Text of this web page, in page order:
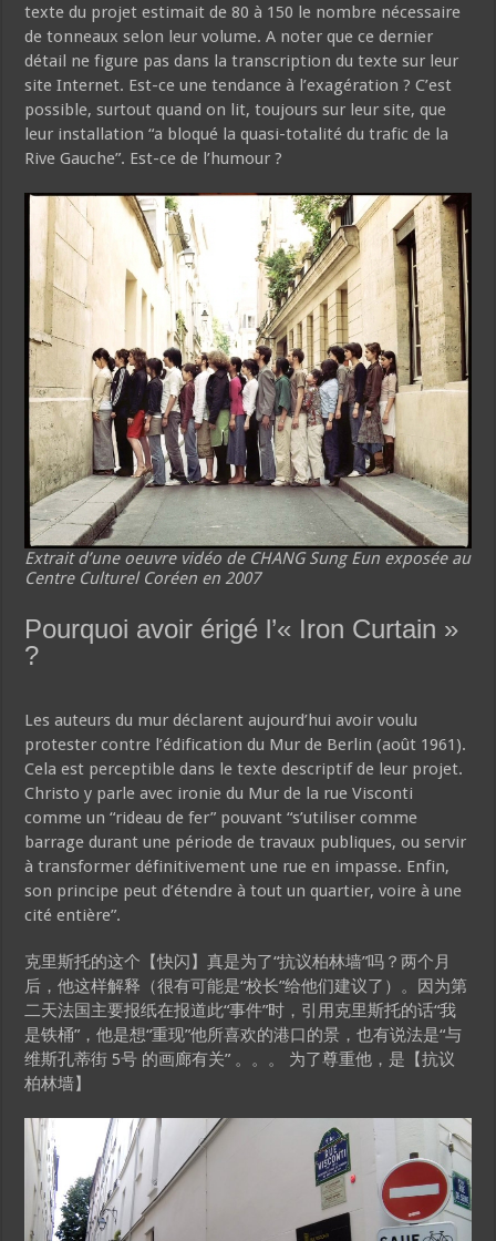
texte du projet estimait de 80 à 150 le nombre nécessaire
de tonneaux selon leur volume. A noter que ce dernier
détail ne figure pas dans la transcription du texte sur leur
site Internet. Est-ce une tendance à l’exagération ? C’est
possible, surtout quand on lit, toujours sur leur site, que
leur installation “a bloqué la quasi-totalité du trafic de la
Rive Gauche”. Est-ce de l’humour ?
Extrait d’une oeuvre vidéo de CHANG Sung Eun exposée au
Centre Culturel Coréen en 2007
Pourquoi avoir érigé l’« Iron Curtain »
?
Les auteurs du mur déclarent aujourd’hui avoir voulu
protester contre l’édification du Mur de Berlin (août 1961).
Cela est perceptible dans le texte descriptif de leur projet.
Christo y parle avec ironie du Mur de la rue Visconti
comme un “rideau de fer” pouvant “s’utiliser comme
barrage durant une période de travaux publiques, ou servir
à transformer définitivement une rue en impasse. Enfin,
son principe peut d’étendre à tout un quartier, voire à une
cité entière”.
克里斯托的这个【快闪】真是为了“抗议柏林墙”吗？两个月
后，他这样解释（很有可能是“校长”给他们建议了）。因为第
二天法国主要报纸在报道此“事件”时，引用克里斯托的话“我
是铁桶”，他是想“重现”他所喜欢的港口的景，也有说法是“与
维斯孔蒂街 5号 的画廊有关” 。。。 为了尊重他，是【抗议
柏林墙】